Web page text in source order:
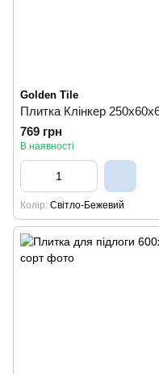
Golden Tile
Плитка Клінкер
769 грн
В наявності
Колір Світло-Бежевий